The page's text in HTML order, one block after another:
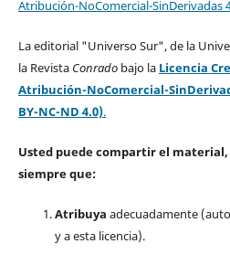
Atribución-NoComercial-SinDerivadas
La editorial "Universo Sur", de la
la Revista Conradobajo la Licencia
Atribución-NoComercial-
BY-NC-ND 4.0).
Usted puede compartir el
siempre que:
Atribuya adecuadamente
y a esta licencia).